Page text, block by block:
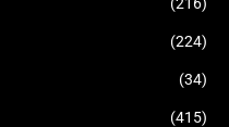
(224)
(34)
(415)